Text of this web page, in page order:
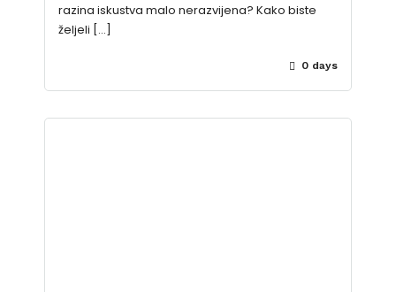
razina iskustva malo nerazvijena? Kako biste
željeli […]
0 days